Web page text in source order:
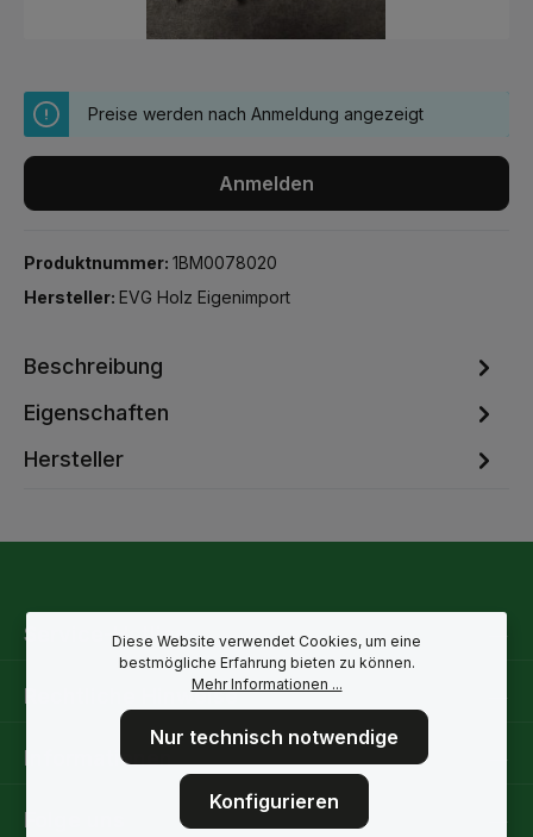
Preise werden nach Anmeldung angezeigt
Anmelden
Produktnummer: 1BM0078020
Hersteller: EVG Holz Eigenimport
Beschreibung
Eigenschaften
Hersteller
Service-Hotline
Rechtliche Hinweise
Informationen
Folge uns
Diese Website verwendet Cookies, um eine
bestmögliche Erfahrung bieten zu können.
Mehr Informationen ...
Nur technisch notwendige
Konfigurieren